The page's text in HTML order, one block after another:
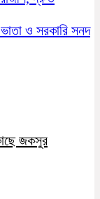
ও সরকারি সনদ
জকসুর